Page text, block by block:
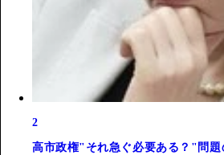
2
高市政権"それ急ぐ必要ある？"問